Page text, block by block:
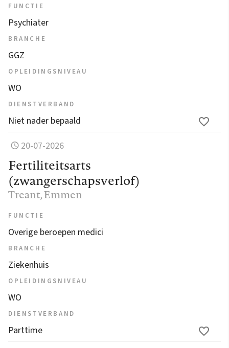
FUNCTIE
Psychiater
BRANCHE
GGZ
OPLEIDINGSNIVEAU
WO
DIENSTVERBAND
Niet nader bepaald
20-07-2026
Fertiliteitsarts
(zwangerschapsverlof)
Treant, Emmen
FUNCTIE
Overige beroepen medici
BRANCHE
Ziekenhuis
OPLEIDINGSNIVEAU
WO
DIENSTVERBAND
Parttime